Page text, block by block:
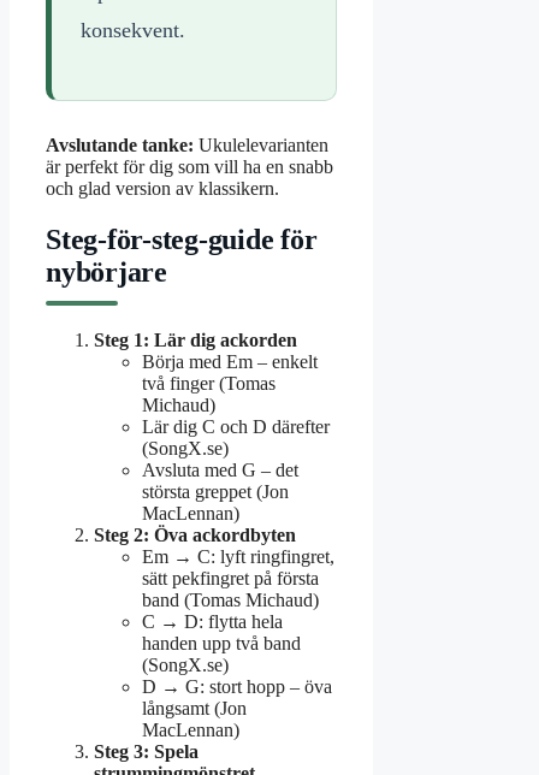
konsekvent.
Avslutande tanke: Ukulelevarianten
är perfekt för dig som vill ha en snabb
och glad version av klassikern.
Steg-för-steg-guide för
nybörjare
Steg 1: Lär dig ackorden
Börja med Em – enkelt
två finger (Tomas
Michaud)
Lär dig C och D därefter
(SongX.se)
Avsluta med G – det
största greppet (Jon
MacLennan)
Steg 2: Öva ackordbyten
Em → C: lyft ringfingret,
sätt pekfingret på första
band (Tomas Michaud)
C → D: flytta hela
handen upp två band
(SongX.se)
D → G: stort hopp – öva
långsamt (Jon
MacLennan)
Steg 3: Spela